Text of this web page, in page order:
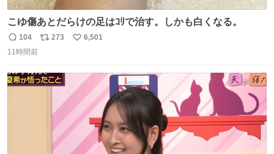
こゆ傷あとだらけの足はｺﾘで治す。しかも白くなる。
返
信
104
リ
ト
273
い
6,501
11時間前